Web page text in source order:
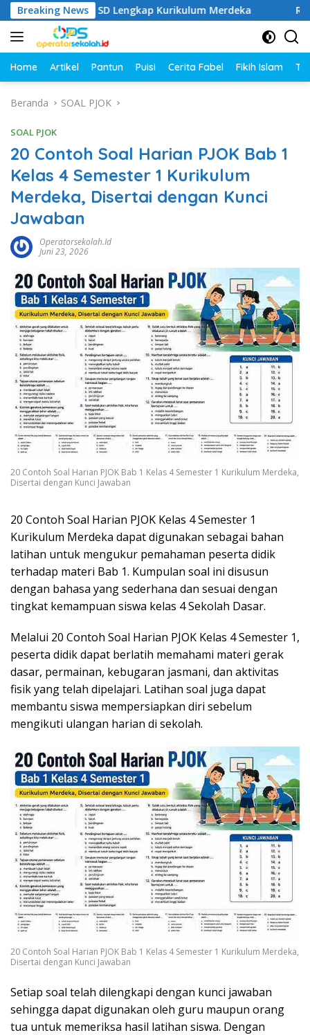
Langsung
ke
konten
Breaking News
Kelas 1–6 SD Lengkap Kurikulum Merdeka
Home Artikel Pantun Puisi Cerita Fabel Fikih Islam
Beranda SOAL PJOK
SOAL PJOK
20 Contoh Soal Harian PJOK Bab 1
Kelas 4 Semester 1 Kurikulum
Merdeka, Disertai dengan Kunci
Jawaban
Operatorsekolah.id
Juni 23, 2026
20 Contoh Soal Harian PJOK Bab 1 Kelas 4 Semester 1 Kurikulum Merdeka,
Disertai dengan Kunci Jawaban
20 Contoh Soal Harian PJOK Kelas 4 Semester 1
Kurikulum Merdeka dapat digunakan sebagai bahan
latihan untuk mengukur pemahaman peserta didik
terhadap materi Bab 1. Kumpulan soal ini disusun
dengan bahasa yang sederhana dan sesuai dengan
tingkat kemampuan siswa kelas 4 Sekolah Dasar.
Melalui 20 Contoh Soal Harian PJOK Kelas 4 Semester 1,
peserta didik dapat berlatih memahami materi gerak
dasar, permainan, kebugaran jasmani, dan aktivitas
fisik yang telah dipelajari. Latihan soal juga dapat
membantu siswa mempersiapkan diri sebelum
mengikuti ulangan harian di sekolah.
20 Contoh Soal Harian PJOK Bab 1 Kelas 4 Semester 1 Kurikulum Merdeka,
Disertai dengan Kunci Jawaban
Setiap soal telah dilengkapi dengan kunci jawaban
sehingga dapat digunakan oleh guru maupun orang
tua untuk memeriksa hasil latihan siswa. Dengan